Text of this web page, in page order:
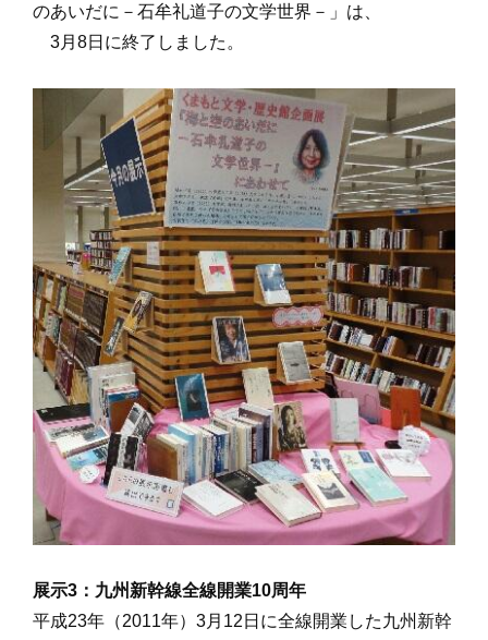
のあいだに－石牟礼道子の文学世界－」は、
3月8日に終了しました。
展示3：九州新幹線全線開業10周年
平成23年（2011年）3月12日に全線開業した九州新幹